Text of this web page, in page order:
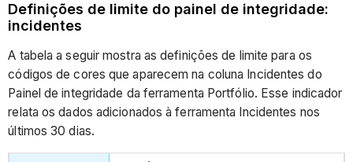
Definições de limite do painel de integridade:
incidentes
A tabela a seguir mostra as definições de limite para os
códigos de cores que aparecem na coluna Incidentes do
Painel de integridade da ferramenta Portfólio. Esse indicador
relata os dados adicionados à ferramenta Incidentes nos
últimos 30 dias.